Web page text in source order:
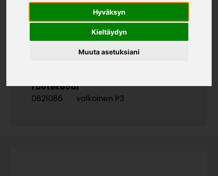
Hyväksyn
Kieltäydyn
Muuta asetuksiani
Tuotekoodi
0821086
valkoinen P3